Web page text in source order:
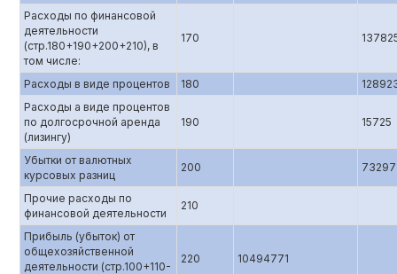
Расходы по финансовой
деятельности
(стр.180+190+200+210), в
том числе:
170
Расходы в виде процентов 180
Расходы а виде процентов
по долгосрочной аренда
(лизингу)
190 15725
Убытки от валютных
курсовых разниц
200 73297
Прочие расходы по
финансовой деятельности
210
Прибыль (убыток) от
общехозяйственной
деятельности (стр.100+110-
220 10494771